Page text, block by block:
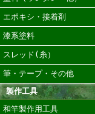
エポキシ・接着剤
漆系塗料
スレッド(糸）
筆・テープ・その他
製作工具
和竿製作用工具